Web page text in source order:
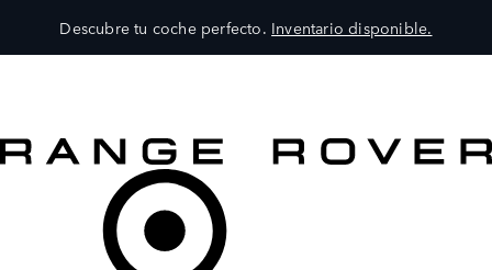
Descubre tu coche perfecto. Inventario disponible.